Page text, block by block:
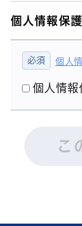
個人情報保
個人
個人情報
こ